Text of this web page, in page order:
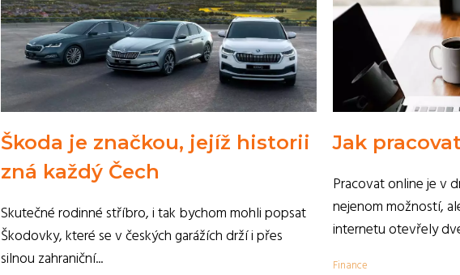
Škoda je značkou, jejíž historii
zná každý Čech
Skutečné rodinné stříbro, i tak bychom mohli popsat
Škodovky, které se v českých garážích drží i přes
silnou zahraniční...
Jak
Pracovat online je v
nejenom možností,
internetu otevřely
Finance